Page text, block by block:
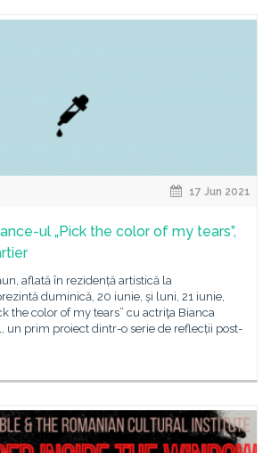
17 Jun 2021
ul „Pick the color of my tears”,
aflată în rezidență artistică la
duminică, 20 iunie, și luni, 21 iunie,
the color of my tears” cu actriţa Bianca
un prim proiect dintr-o serie de reflecții post-